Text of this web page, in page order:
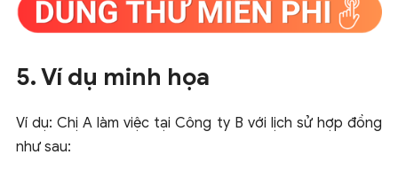
5. Ví dụ minh họa
Ví dụ: Chị A làm việc tại Công ty B với lịch sử hợp đồng
như sau: